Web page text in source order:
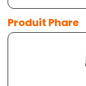
Produit Phare